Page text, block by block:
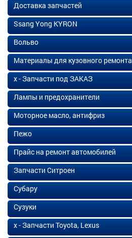
Доставка запчастей
Ssang Yong KYRON
Вольво
Материалы для кузовного ремонта
х - Запчасти под ЗАКАЗ
Лампы и предохранители
Моторное масло, антифриз
Пежо
Прайс на ремонт автомобилей
Запчасти Ситроен
Субару
Сузуки
х - Запчасти Toyota, Lexus